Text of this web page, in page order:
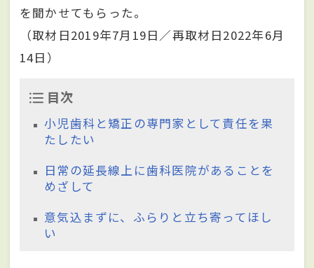
を聞かせてもらった。
（取材日2019年7月19日／再取材日2022年6月
14日）
目次
小児歯科と矯正の専門家として責任を果
たしたい
日常の延長線上に歯科医院があることを
めざして
意気込まずに、ふらりと立ち寄ってほし
い